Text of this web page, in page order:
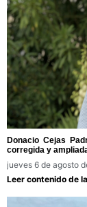
Donacio Cejas
corregida y
jueves 6 de agosto
Leer contenido de